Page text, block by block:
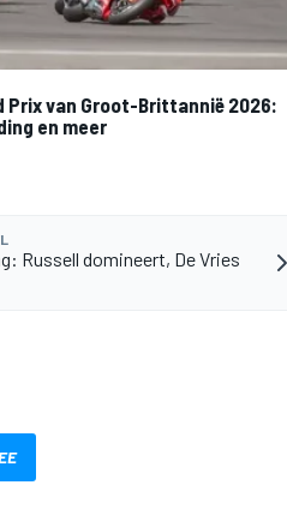
Prix van Groot-Brittannië 2026:
en meer
Russell domineert, De Vries